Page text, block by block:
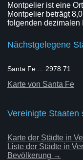
Montpelier ist eine
Montpelier beträgt
folgenden dezimalen
Nächstgelegene
Santa Fe ... 2978.71
Karte von Santa Fe
Vereinigte Staaten
Karte der Städte in
Liste der Städte in
Bevölkerung →